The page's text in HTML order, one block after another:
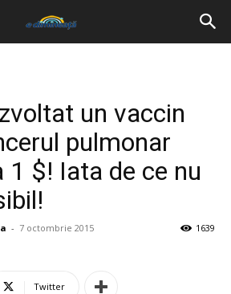
un vaccin
pulmonar
1 $! Iata de ce nu
- 7 octombrie 2015 1639
Twitter